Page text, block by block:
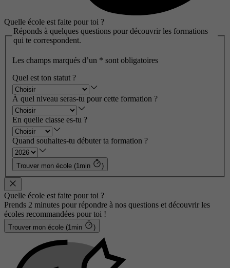
Quelle école est faite pour toi ?
Réponds à quelques questions pour découvrir les formations
qui te correspondent.
Les champs marqués d’un * sont obligatoires
Quel est ton statut ?
À quel niveau seras-tu pour cette formation ?
En quelle classe es-tu ?
Quand souhaites-tu débuter ta formation ?
Trouver mon école (1min )
Quelle école est faite pour toi ?
Prends 2 minutes pour répondre à nos questions et découvrir les
écoles recommandées pour toi !
Trouver mon école (1min )